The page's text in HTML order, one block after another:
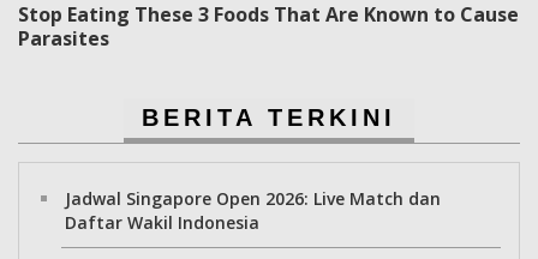
Stop Eating These 3 Foods That Are Known to Cause
Parasites
BERITA TERKINI
Jadwal Singapore Open 2026: Live Match dan
Daftar Wakil Indonesia